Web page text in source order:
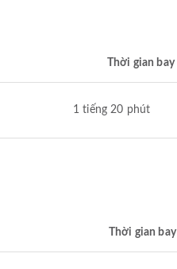
Thời gian bay
1 tiếng 20 phút
Thời gian bay